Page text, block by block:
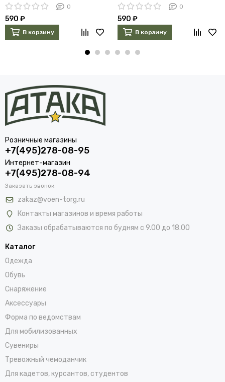
звезды)
0
590 ₽
В корзину
звезды)
0
590 ₽
В корзину
Розничные магазины
+7(495)278-08-95
Интернет-магазин
+7(495)278-08-94
Заказать звонок
zakaz@voen-torg.ru
Контакты магазинов и время работы
Заказы обрабатываются по будням с 9.00 до 18.00
Каталог
Одежда
Обувь
Снаряжение
Аксессуары
Форма по ведомствам
Для мобилизованных
Сувениры
Тревожный чемоданчик
Для кадетов, курсантов, студентов